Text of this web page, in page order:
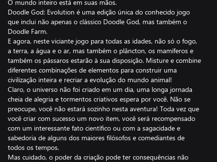
O mundo inteiro está em suas mãos.
Doodle God: Evolution é uma edição única do conhecido jogo
que inclui não apenas o clássico Doodle God, mas também o
Doodle Farm.
E agora, neste viciante jogo para todas as idades, não só o fogo,
a terra, a água e o ar, mas também o plâncton, os mamíferos e
também os pássaros estarão à sua disposição. Misture e combine
diferentes combinações de elementos para construir uma
civilização inteira e recriar a evolução do mundo animal!
Claro, o universo não foi criado em um dia, uma longa jornada
cheia de alegria e tormentos criativos espera por você. Não se
preocupe, você não estará sozinho nesta aventura! Toda vez que
você criar com sucesso um novo item, você será recompensado
com um interessante fato científico ou com a sagacidade e
sabedoria de alguns dos maiores filósofos e comediantes de
todos os tempos.
Mas cuidado, o poder da criação pode ter consequências não